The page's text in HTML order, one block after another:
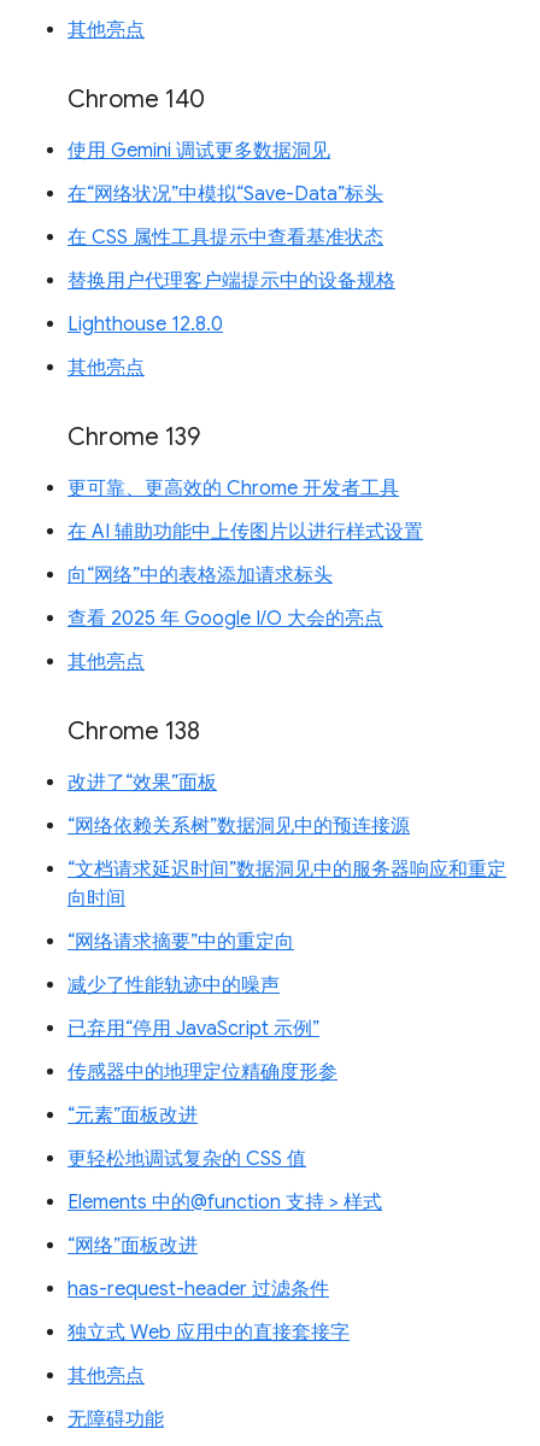
其他亮点
Chrome 140
使用 Gemini 调试更多数据洞见
在“网络状况”中模拟“Save-Data”标头
在 CSS 属性工具提示中查看基准状态
替换用户代理客户端提示中的设备规格
Lighthouse 12.8.0
其他亮点
Chrome 139
更可靠、更高效的 Chrome 开发者工具
在 AI 辅助功能中上传图片以进行样式设置
向“网络”中的表格添加请求标头
查看 2025 年 Google I/O 大会的亮点
其他亮点
Chrome 138
改进了“效果”面板
“网络依赖关系树”数据洞见中的预连接源
“文档请求延迟时间”数据洞见中的服务器响应和重定
向时间
“网络请求摘要”中的重定向
减少了性能轨迹中的噪声
已弃用“停用 JavaScript 示例”
传感器中的地理定位精确度形参
“元素”面板改进
更轻松地调试复杂的 CSS 值
Elements 中的@function 支持 > 样式
“网络”面板改进
has-request-header 过滤条件
独立式 Web 应用中的直接套接字
其他亮点
无障碍功能